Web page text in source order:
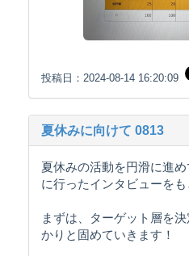
投稿日：2024-08-14 16:20:09
夏休みに向けて 0813
夏休みの活動を円滑に進
に行ったインタビューを
まずは、ターゲット層を
かりと固めていきます！